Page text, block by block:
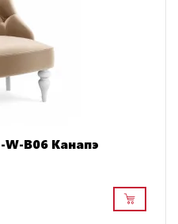
B06 Канапэ